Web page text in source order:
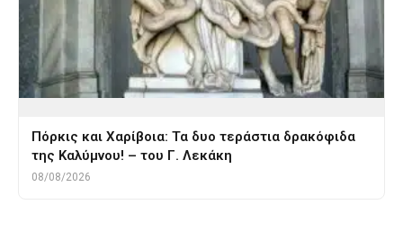
Πόρκις και Χαρίβοια: Τα δυο τεράστια δρακόφιδα
της Καλύμνου! – του Γ. Λεκάκη
08/08/2026